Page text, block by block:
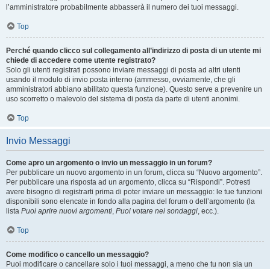
l’amministratore probabilmente abbasserà il numero dei tuoi messaggi.
Top
Perché quando clicco sul collegamento all’indirizzo di posta di un utente mi
chiede di accedere come utente registrato?
Solo gli utenti registrati possono inviare messaggi di posta ad altri utenti
usando il modulo di invio posta interno (ammesso, ovviamente, che gli
amministratori abbiano abilitato questa funzione). Questo serve a prevenire un
uso scorretto o malevolo del sistema di posta da parte di utenti anonimi.
Top
Invio Messaggi
Come apro un argomento o invio un messaggio in un forum?
Per pubblicare un nuovo argomento in un forum, clicca su “Nuovo argomento”.
Per pubblicare una risposta ad un argomento, clicca su “Rispondi”. Potresti
avere bisogno di registrarti prima di poter inviare un messaggio: le tue funzioni
disponibili sono elencate in fondo alla pagina del forum o dell’argomento (la
lista Puoi aprire nuovi argomenti, Puoi votare nei sondaggi, ecc.).
Top
Come modifico o cancello un messaggio?
Puoi modificare o cancellare solo i tuoi messaggi, a meno che tu non sia un